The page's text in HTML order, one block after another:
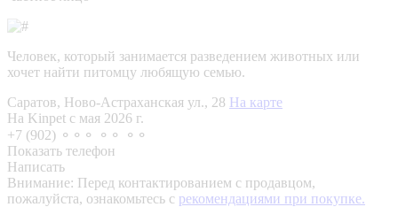
Человек, который занимается разведением животных или
хочет найти питомцу любящую семью.
Саратов, Ново-Астраханская ул., 28 На карте
На Kinpet c мая 2026 г.
+7 (902) ⚬⚬⚬ ⚬⚬ ⚬⚬
Показать телефон
Написать
Внимание: Перед контактированием с продавцом,
пожалуйста, ознакомьтесь с рекомендациями при покупке.